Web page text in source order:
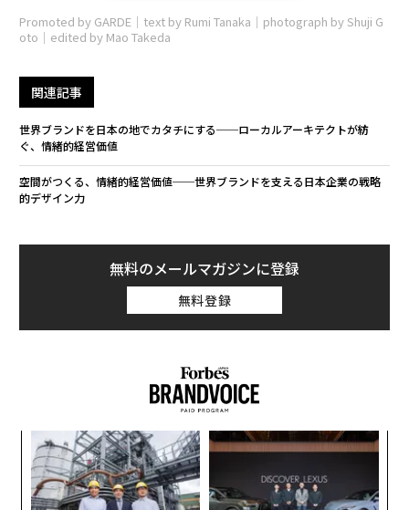
Promoted by GARDE｜text by Rumi Tanaka｜photograph by Shuji G
oto｜edited by Mao Takeda
関連記事
世界ブランドを日本の地でカタチにする──ローカルアーキテクトが紡
ぐ、情緒的経営価値
空間がつくる、情緒的経営価値──世界ブランドを支える日本企業の戦略
的デザイン力
無料のメールマガジンに登録
無料登録